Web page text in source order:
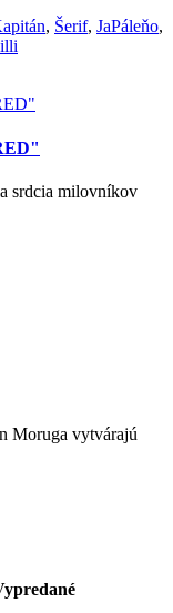
, Šerif, JaPáleňo,
srdcia milovníkov
Moruga vytvárajú